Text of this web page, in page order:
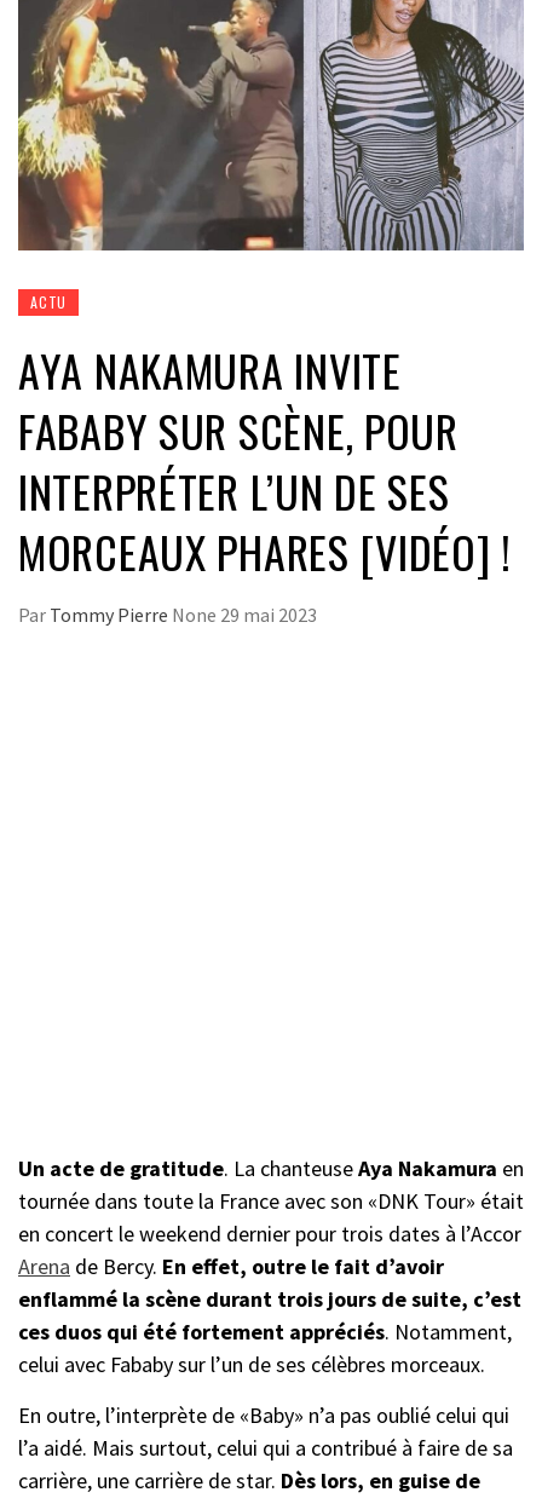
ACTU
AYA NAKAMURA INVITE
FABABY SUR SCÈNE, POUR
INTERPRÉTER L’UN DE SES
MORCEAUX PHARES [VIDÉO] !
Par Tommy Pierre None 29 mai 2023
Un acte de gratitude. La chanteuseAya Nakamura en
tournée dans toute la France avec son «DNK Tour» était
en concert le weekend dernier pour trois dates à l’Accor
Arena de Bercy. En effet, outre le fait d’avoir
enflammé la scène durant trois jours de suite, c’est
ces duos qui été fortement appréciés. Notamment,
celui avec Fababy sur l’un de ses célèbres morceaux.
En outre, l’interprète de «Baby» n’a pas oublié celui qui
l’a aidé. Mais surtout, celui qui a contribué à faire de sa
carrière, une carrière de star. Dès lors, en guise de